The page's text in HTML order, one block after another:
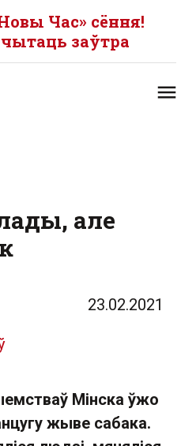
Час» сёння!
заўтра
але
23.02.2021
Мінска ўжо
жыве сабака.